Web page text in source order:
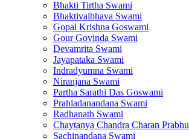
Bhakti Tirtha Swami
Bhaktivaibhava Swami
Gopal Krishna Goswami
Gour Govinda Swami
Devamrita Swami
Jayapataka Swami
Indradyumna Swami
Niranjana Swami
Partha Sarathi Das Goswami
Prahladanandana Swami
Radhanath Swami
Chaytanya Chandra Charan Prabhu
Sachinandana Swami